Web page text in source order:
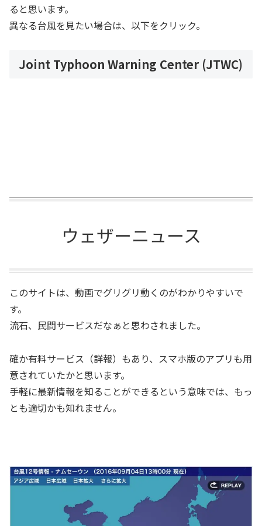
ると思います。
異なる台風を見たい場合は、以下をクリック。
Joint Typhoon Warning Center (JTWC)
ウェザーニュース
このサイトは、動画でグリグリ動くのがわかりやすいで
す。
流石、民間サービスだなぁと思わされました。
確か有料サービス（詳報）もあり、スマホ版のアプリも用
意されていたかと思います。
手軽に最新情報を知ることができるという意味では、もっ
とも適切かも知れません。